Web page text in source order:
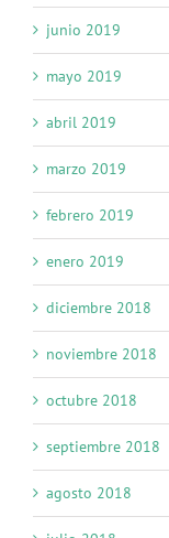
junio 2019
mayo 2019
abril 2019
marzo 2019
febrero 2019
enero 2019
diciembre 2018
noviembre 2018
octubre 2018
septiembre 2018
agosto 2018